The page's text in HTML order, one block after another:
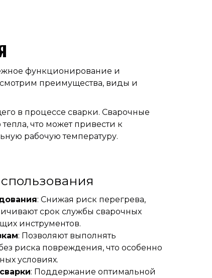
функционирование и
преимущества, виды и
в процессе сварки. Сварочные
что может привести к
рабочую температуру.
: Снижая риск перегрева,
срок службы сварочных
инструментов.
: Позволяют выполнять
риска повреждения, что особенно
условиях.
: Поддержание оптимальной